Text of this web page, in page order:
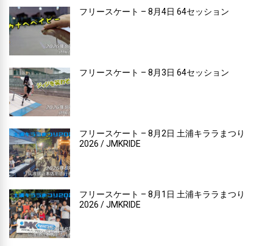
フリースケート – 8月4日 64セッション
フリースケート – 8月3日 64セッション
フリースケート – 8月2日 土浦キララまつり
2026 / JMKRIDE
フリースケート – 8月1日 土浦キララまつり
2026 / JMKRIDE